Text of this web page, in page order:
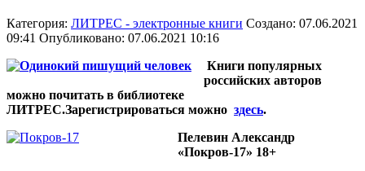
Категория: ЛИТРЕС - электронные книги Создано: 07.06.2021
09:41 Опубликовано: 07.06.2021 10:16
Книги популярных
российских авторов
можно почитать в библиотеке
ЛИТРЕС.Зарегистрироваться можно здесь.
Пелевин Александр
«Покров-17» 18+